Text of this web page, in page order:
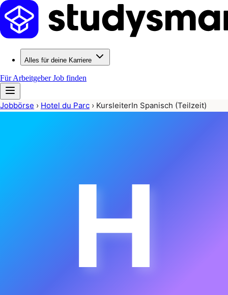
Alles für deine Karriere
Für ArbeitgeberJob finden
Jobbörse › Hotel du Parc › KursleiterIn Spanisch (Teilzeit)
H